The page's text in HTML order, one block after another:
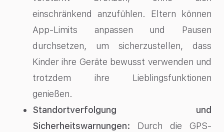
einschränkend anzufühlen. Eltern können
App-Limits anpassen und Pausen
durchsetzen, um sicherzustellen, dass
Kinder ihre Geräte bewusst verwenden und
trotzdem ihre Lieblingsfunktionen
genießen.
Standortverfolgung und
Sicherheitswarnungen: Durch die GPS-